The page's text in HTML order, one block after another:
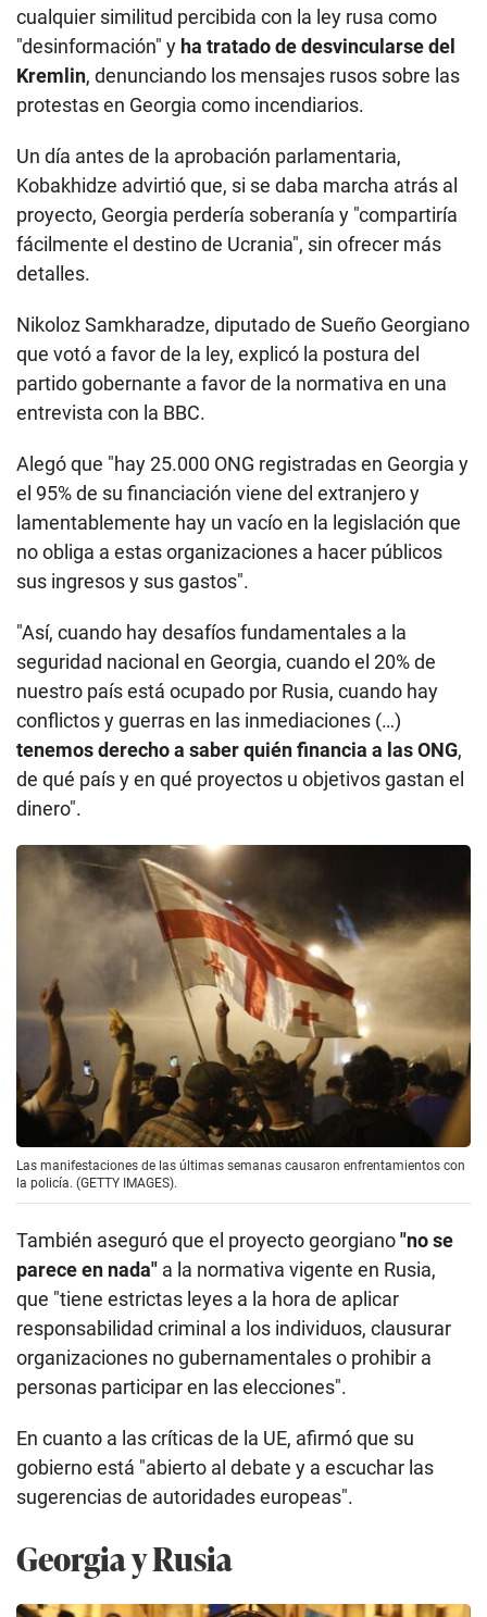
cualquier similitud percibida con la ley rusa como
"desinformación" y ha tratado de desvincularse del
Kremlin, denunciando los mensajes rusos sobre las
protestas en Georgia como incendiarios.
Un día antes de la aprobación parlamentaria,
Kobakhidze advirtió que, si se daba marcha atrás al
proyecto, Georgia perdería soberanía y "compartiría
fácilmente el destino de Ucrania", sin ofrecer más
detalles.
Nikoloz Samkharadze, diputado de Sueño Georgiano
que votó a favor de la ley, explicó la postura del
partido gobernante a favor de la normativa en una
entrevista con la BBC.
Alegó que "hay 25.000 ONG registradas en Georgia y
el 95% de su financiación viene del extranjero y
lamentablemente hay un vacío en la legislación que
no obliga a estas organizaciones a hacer públicos
sus ingresos y sus gastos".
"Así, cuando hay desafíos fundamentales a la
seguridad nacional en Georgia, cuando el 20% de
nuestro país está ocupado por Rusia, cuando hay
conflictos y guerras en las inmediaciones (…)
tenemos derecho a saber quién financia a las ONG,
de qué país y en qué proyectos u objetivos gastan el
dinero".
Las manifestaciones de las últimas semanas causaron enfrentamientos con
la policía. (GETTY IMAGES).
También aseguró que el proyecto georgiano"no se
parece en nada" a la normativa vigente en Rusia,
que "tiene estrictas leyes a la hora de aplicar
responsabilidad criminal a los individuos, clausurar
organizaciones no gubernamentales o prohibir a
personas participar en las elecciones".
En cuanto a las críticas de la UE, afirmó que su
gobierno está "abierto al debate y a escuchar las
sugerencias de autoridades europeas".
Georgia y Rusia